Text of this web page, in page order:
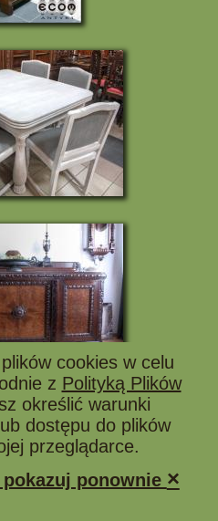
cookies w celu
z Polityką Plików
określić warunki
dostępu do plików
przeglądarce.
pokazuj ponownie ×